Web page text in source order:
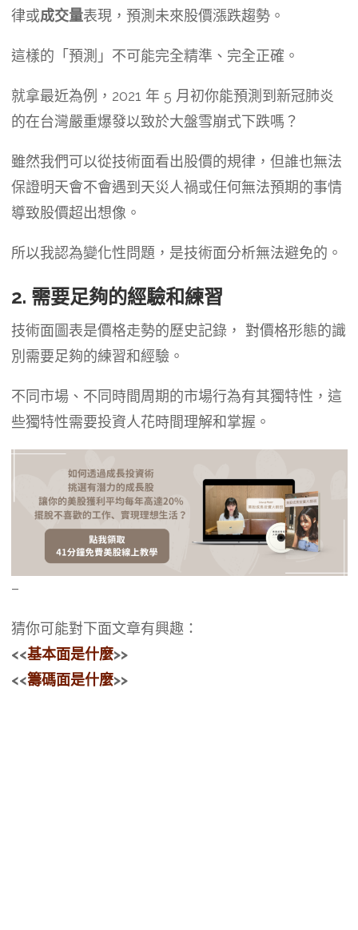
律或成交量表現，預測未來股價漲跌趨勢。
這樣的「預測」不可能完全精準、完全正確。
就拿最近為例，2021 年 5 月初你能預測到新冠肺炎
的在台灣嚴重爆發以致於大盤雪崩式下跌嗎？
雖然我們可以從技術面看出股價的規律，但誰也無法
保證明天會不會遇到天災人禍或任何無法預期的事情
導致股價超出想像。
所以我認為變化性問題，是技術面分析無法避免的。
2. 需要足夠的經驗和練習
技術面圖表是價格走勢的歷史記錄， 對價格形態的識
別需要足夠的練習和經驗。
不同市場、不同時間周期的市場行為有其獨特性，這
些獨特性需要投資人花時間理解和掌握。
–
猜你可能對下面文章有興趣：
<<基本面是什麼>>
<<籌碼面是什麼>>